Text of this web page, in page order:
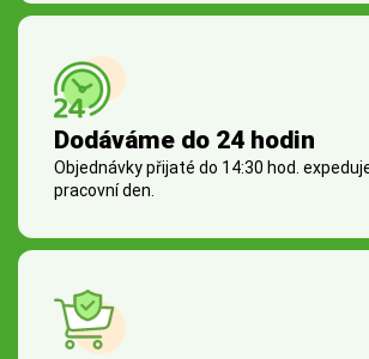
Dodáváme do 24 hodin
Objednávky přijaté do 14:30 hod.
pracovní den.